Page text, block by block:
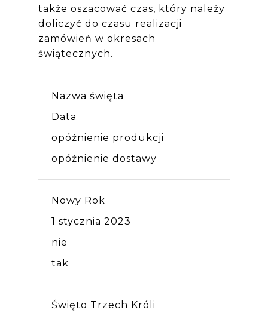
także oszacować czas, który należy
doliczyć do czasu realizacji
zamówień w okresach
świątecznych.
Nazwa święta
Data
opóźnienie produkcji
opóźnienie dostawy
Nowy Rok
1 stycznia 2023
nie
tak
Święto Trzech Króli